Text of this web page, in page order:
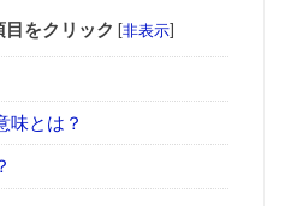
目をクリック [非表示]
味とは？